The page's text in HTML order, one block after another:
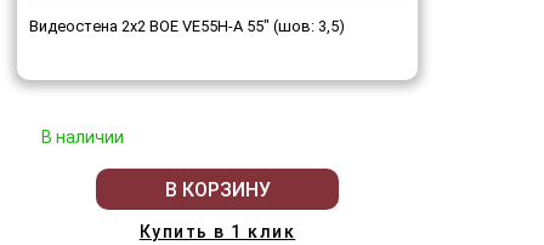
Видеостена 2x2 BOE VE55H-A 55" (шов: 3,5)
В наличии
В КОРЗИНУ
Купить в 1 клик